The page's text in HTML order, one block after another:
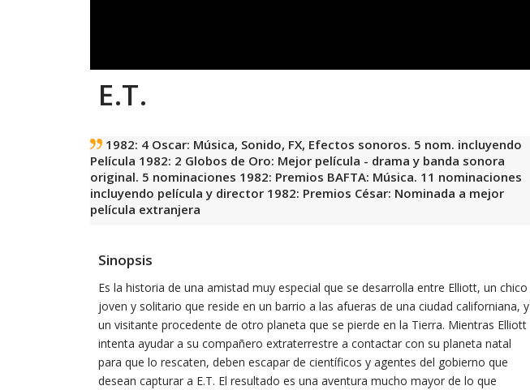
E.T.
1982: 4 Oscar: Música, Sonido, FX, Efectos sonoros. 5 nom. incluyendo
Película 1982: 2 Globos de Oro: Mejor película - drama y banda sonora
original. 5 nominaciones 1982: Premios BAFTA: Música. 11 nominaciones
incluyendo película y director 1982: Premios César: Nominada a mejor
película extranjera
Sinopsis
Es la historia de una amistad muy especial que se desarrolla entre Elliott, un chico
joven y solitario que reside en un barrio a las afueras de una ciudad californiana, y
un visitante procedente de otro planeta que se pierde en la Tierra. Mientras Elliott
intenta ayudar a su compañero extraterrestre a contactar con su planeta natal
para que lo rescaten, deben escapar de científicos y agentes del gobierno que
desean capturar a E.T. El resultado es una aventura mucho mayor de lo que